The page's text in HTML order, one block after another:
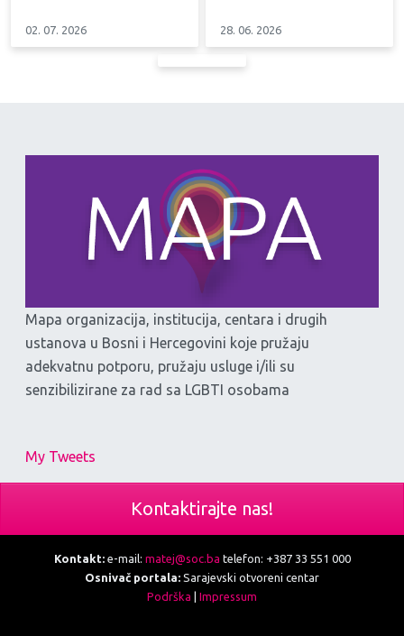
02. 07. 2026 28. 06. 2026
Mapa organizacija, institucija, centara i drugih
ustanova u Bosni i Hercegovini koje pružaju
adekvatnu potporu, pružaju usluge i/ili su
senzibilizirane za rad sa LGBTI osobama
My Tweets
Kontaktirajte nas!
Kontakt:e-mail: matej@soc.ba telefon: +387 33 551 000
Osnivač portala: Sarajevski otvoreni centar
Podrška | Impressum